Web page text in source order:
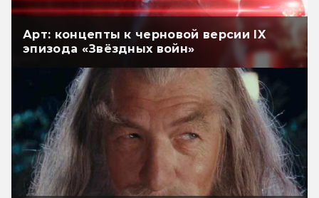
Арт: концепты к черновой версии IX
эпизода «Звёздных войн»